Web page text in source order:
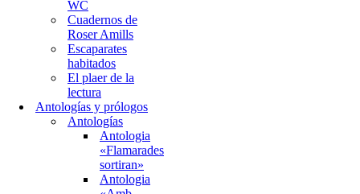
WC
Cuadernos de
Roser Amills
Escaparates
habitados
El plaer de la
lectura
Antologías y prólogos
Antologías
Antologia
«Flamarades
sortiran»
Antologia